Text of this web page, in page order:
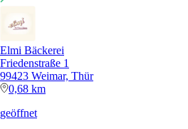
Elmi Bäckerei
Friedenstraße 1
99423 Weimar, Thür
0,68 km
geöffnet